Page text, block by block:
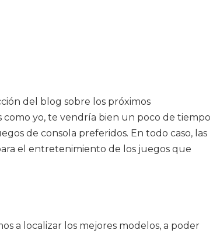
del blog sobre los próximos
como yo, te vendría bien un poco de tiempo
de consola preferidos. En todo caso, las
el entretenimiento de los juegos que
a localizar los mejores modelos, a poder